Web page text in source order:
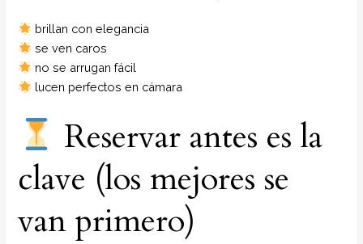
brillan con elegancia
se ven caros
no se arrugan fácil
lucen perfectos en cámara
Reservar antes es la
clave (los mejores se
van primero)